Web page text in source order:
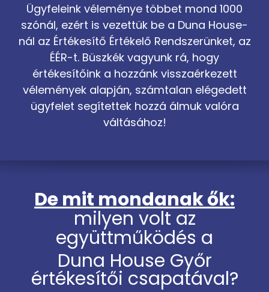
Ügyfeleink véleménye többet mond 1000
szónál, ezért is vezettük be a Duna House-
nál az Értékesítő Értékelő Rendszerünket, az
ÉÉR-t. Büszkék vagyunk rá, hogy
értékesítőink a hozzánk visszaérkezett
vélemények alapján, számtalan elégedett
ügyfelet segítettek hozzá álmuk valóra
váltásához!
De mit mondanak ők:
milyen volt az
együttműködés a
Duna House Győr
értékesítői csapatával?